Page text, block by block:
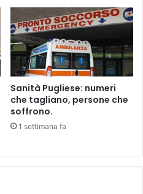
Sanità Pugliese: numeri
che tagliano, persone che
soffrono.
1 settimana fa